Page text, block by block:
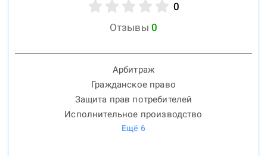
0
Отзывы 0
Арбитраж
Гражданское право
Защита прав потребителей
Исполнительное производство
Ещё 6